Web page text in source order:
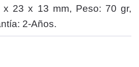
x 23 x 13 mm, Peso: 70 gr,
2-Años.